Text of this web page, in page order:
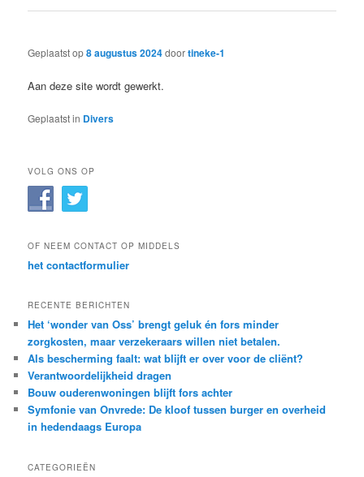
Geplaatst op8 augustus 2024doortineke-1
Aan deze site wordt gewerkt.
Geplaatst in Divers
VOLG ONS OP
OF NEEM CONTACT OP MIDDELS
het contactformulier
RECENTE BERICHTEN
Het ‘wonder van Oss’ brengt geluk én fors minder
zorgkosten, maar verzekeraars willen niet betalen.
Als bescherming faalt: wat blijft er over voor de cliënt?
Verantwoordelijkheid dragen
Bouw ouderenwoningen blijft fors achter
Symfonie van Onvrede: De kloof tussen burger en overheid
in hedendaags Europa
CATEGORIEËN